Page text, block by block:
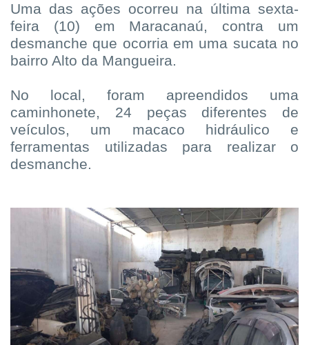
Uma das ações ocorreu na última sexta-
feira (10) em Maracanaú, contra um
desmanche que ocorria em uma sucata no
bairro Alto da Mangueira.
No local, foram apreendidos uma
caminhonete, 24 peças diferentes de
veículos, um macaco hidráulico e
ferramentas utilizadas para realizar o
desmanche.